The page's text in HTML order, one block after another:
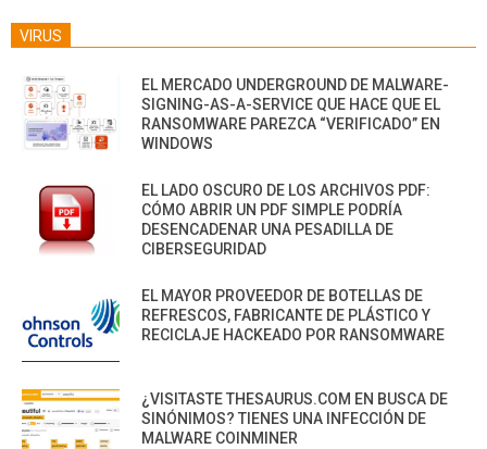
VIRUS
EL MERCADO UNDERGROUND DE MALWARE-
SIGNING-AS-A-SERVICE QUE HACE QUE EL
RANSOMWARE PAREZCA “VERIFICADO” EN
WINDOWS
EL LADO OSCURO DE LOS ARCHIVOS PDF:
CÓMO ABRIR UN PDF SIMPLE PODRÍA
DESENCADENAR UNA PESADILLA DE
CIBERSEGURIDAD
EL MAYOR PROVEEDOR DE BOTELLAS DE
REFRESCOS, FABRICANTE DE PLÁSTICO Y
RECICLAJE HACKEADO POR RANSOMWARE
¿VISITASTE THESAURUS.COM EN BUSCA DE
SINÓNIMOS? TIENES UNA INFECCIÓN DE
MALWARE COINMINER